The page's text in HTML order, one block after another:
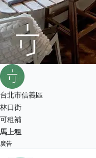
台北市信義區
林口街
可租補
馬上租
廣告